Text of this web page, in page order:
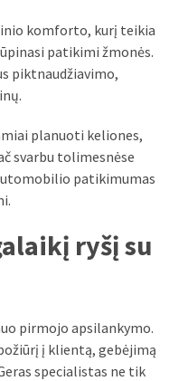
komforto, kurį teikia
patikimi žmonės.
piktnaudžiavimo,
planuoti keliones,
svarbu tolimesnėse
patikimumas
ryšį su
pirmojo apsilankymo.
į klientą, gebėjimą
specialistas ne tik